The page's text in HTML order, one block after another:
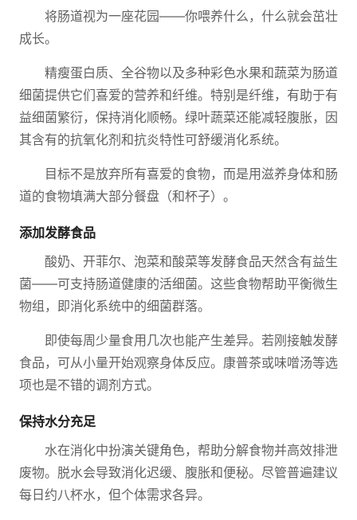
将肠道视为一座花园——你喂养什么，什么就会茁壮
成长。
精瘦蛋白质、全谷物以及多种彩色水果和蔬菜为肠道
细菌提供它们喜爱的营养和纤维。特别是纤维，有助于有
益细菌繁衍，保持消化顺畅。绿叶蔬菜还能减轻腹胀，因
其含有的抗氧化剂和抗炎特性可舒缓消化系统。
目标不是放弃所有喜爱的食物，而是用滋养身体和肠
道的食物填满大部分餐盘（和杯子）。
添加发酵食品
酸奶、开菲尔、泡菜和酸菜等发酵食品天然含有益生
菌——可支持肠道健康的活细菌。这些食物帮助平衡微生
物组，即消化系统中的细菌群落。
即使每周少量食用几次也能产生差异。若刚接触发酵
食品，可从小量开始观察身体反应。康普茶或味噌汤等选
项也是不错的调剂方式。
保持水分充足
水在消化中扮演关键角色，帮助分解食物并高效排泄
废物。脱水会导致消化迟缓、腹胀和便秘。尽管普遍建议
每日约八杯水，但个体需求各异。